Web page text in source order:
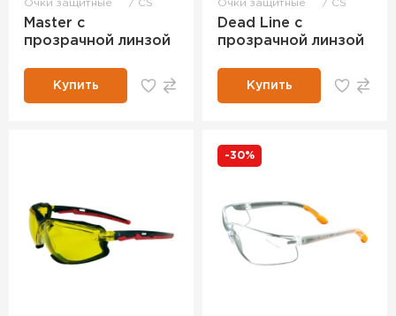
Очки защитные CS
Master с
прозрачной линзой
Купить
Очки защитные CS
Dead Line с
прозрачной линзой
Купить
-30%